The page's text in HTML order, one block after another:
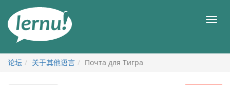
目
论坛 关于其他语言 Почта для Тигра